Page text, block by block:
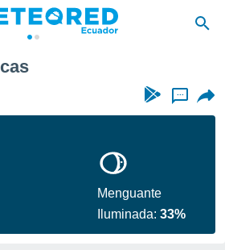
...
Menguante
Iluminada:33%